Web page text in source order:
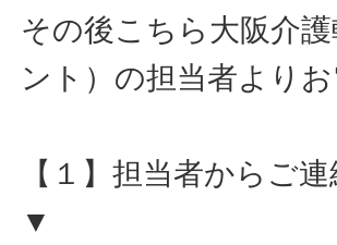
その後こちら大阪介
ント）の担当者より
【１】担当者からご
▼